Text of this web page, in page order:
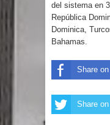
del sistema en
República
Dominica,
Bahamas.
Share
Share